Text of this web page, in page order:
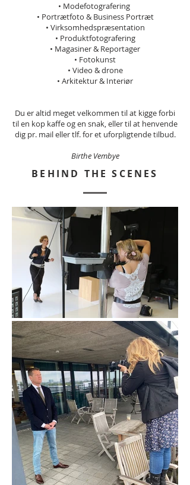
• Modefotografering
• Portrætfoto & Business Portræt
• Virksomhedspræsentation
• Produktfotografering
• Magasiner & Reportager
• Fotokunst
• Video & drone
• Arkitektur & Interiør
Du er altid meget velkommen til at kigge forbi
til en kop kaffe og en snak, eller til at henvende
dig pr. mail eller tlf. for et uforpligtende tilbud.
Birthe Vembye
BEHIND THE SCENES